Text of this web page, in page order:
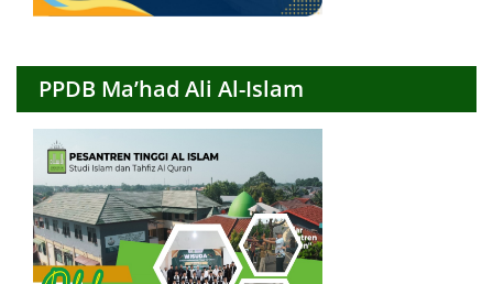
PPDB Ma’had Ali Al-Islam